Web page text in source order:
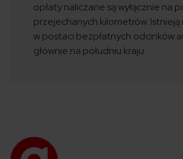
opłaty naliczane są wyłącznie na
przejechanych kilometrów. Istnieją
w postaci bezpłatnych odcinków
głównie na południu kraju.